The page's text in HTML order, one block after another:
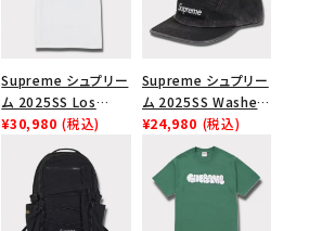
Supreme シュプリー
ム 2025SS Los
Angeles Fire Relief
Box Logo Tee ファ
イヤーリリーフボック
スロゴTシャツ ホワ
イト 白
¥30,980 (税込)
Supreme シュプリー
ム 2025SS Washed
Chino Twill Camp
Cap ウォッシュチノツ
イルキャンプキャップ
ブラック 黒
¥24,980 (税込)